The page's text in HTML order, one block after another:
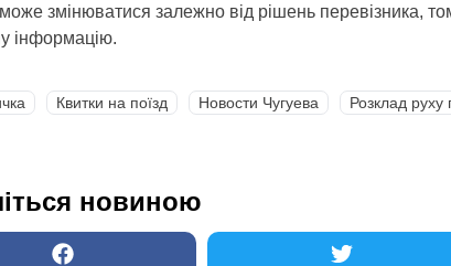
змінюватися залежно від рішень перевізника,
інформацію.
Квитки на поїзд Новости Чугуева Розклад руху
новиною